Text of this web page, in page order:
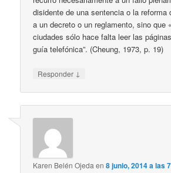
disidente de una sentencia o la reforma
a un decreto o un reglamento, sino que
ciudades sólo hace falta leer las
guía telefónica”. (Cheung, 1973, p. 19)
Responder ↓
Karen Belén Ojeda en8 junio, 2014 a las